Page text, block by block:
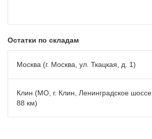
Остатки по складам
Москва (г. Москва, ул. Ткацкая, д. 1)
Клин (МО, г. Клин, Ленинградское шоссе
88 км)